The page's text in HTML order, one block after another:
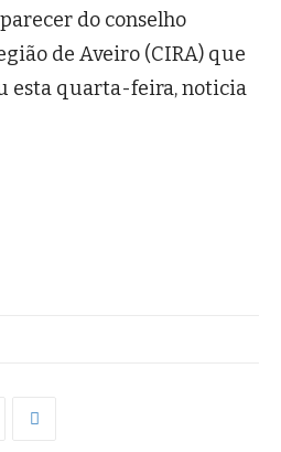
do conselho
de Aveiro (CIRA) que
esta quarta-feira, noticia